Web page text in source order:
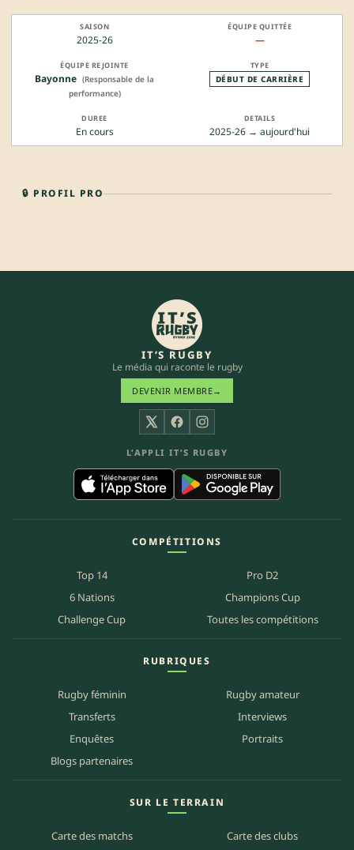
2025-26 —
Bayonne (Responsable de la
performance)
DÉBUT DE CARRIÈRE
En cours 2025-26 → aujourd'hui
🔒 PROFIL PRO
IT’S RUGBY
Le média qui raconte le rugby
DEVENIR MEMBRE→
X FacebookInstagram
L’APPLI IT’S RUGBY
COMPÉTITIONS
Top 14
Pro D2
6 Nations
Champions Cup
Challenge Cup
Toutes les compétitions
RUBRIQUES
Rugby féminin
Rugby amateur
Transferts
Interviews
Enquêtes
Portraits
Blogs partenaires
SUR LE TERRAIN
Carte des matchs Carte des clubs